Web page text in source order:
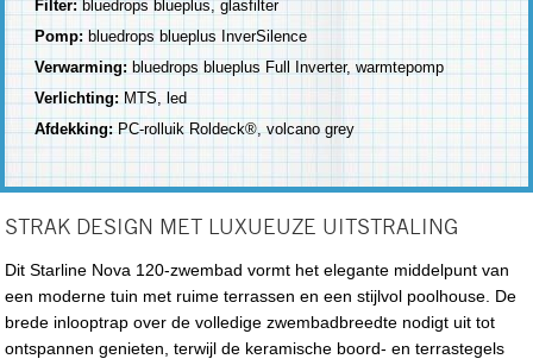
Filter: bluedrops blueplus, glasfilter
Pomp: bluedrops blueplus InverSilence
Verwarming: bluedrops blueplus Full Inverter, warmtepomp
Verlichting: MTS, led
Afdekking:PC-rolluik Roldeck®, volcano grey
STRAK DESIGN MET LUXUEUZE UITSTRALING
Dit Starline Nova 120-zwembad vormt het elegante middelpunt van
een moderne tuin met ruime terrassen en een stijlvol poolhouse. De
brede inlooptrap over de volledige zwembadbreedte nodigt uit tot
ontspannen genieten, terwijl de keramische boord- en terrastegels